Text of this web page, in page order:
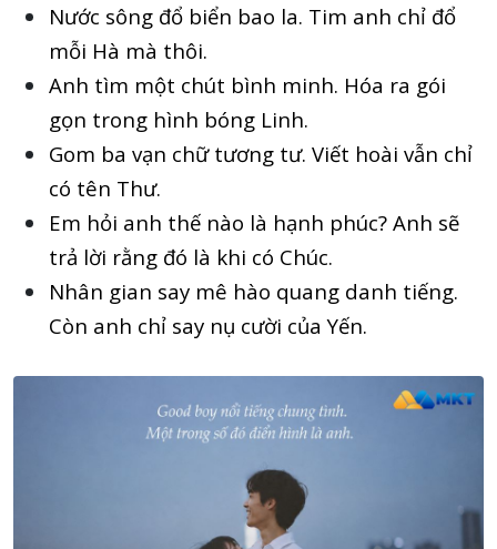
Nước sông đổ biển bao la. Tim anh chỉ đổ
mỗi Hà mà thôi.
Anh tìm một chút bình minh. Hóa ra gói
gọn trong hình bóng Linh.
Gom ba vạn chữ tương tư. Viết hoài vẫn chỉ
có tên Thư.
Em hỏi anh thế nào là hạnh phúc? Anh sẽ
trả lời rằng đó là khi có Chúc.
Nhân gian say mê hào quang danh tiếng.
Còn anh chỉ say nụ cười của Yến.